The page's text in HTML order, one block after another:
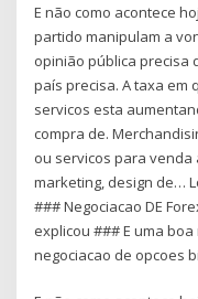
E não como acontece
partido manipulam a
opinião pública precisa
país precisa. A taxa em
servicos esta
compra de.
ou servicos para
marketing, design de…
### Negociacao DE
explicou ### E uma
negociacao de opcoes